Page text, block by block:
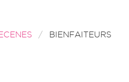
BIENFAITEURS